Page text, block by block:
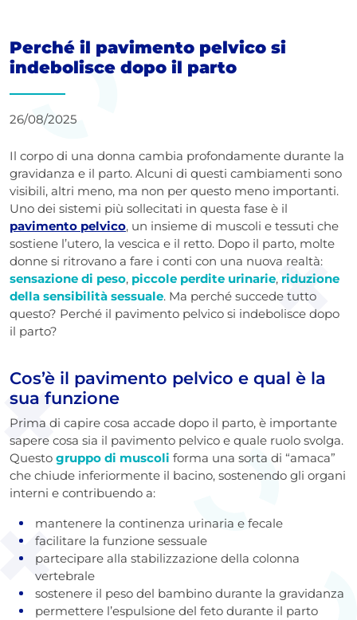
Perché il pavimento pelvico si
indebolisce dopo il parto
26/08/2025
Il corpo di una donna cambia profondamente durante la
gravidanza e il parto. Alcuni di questi cambiamenti sono
visibili, altri meno, ma non per questo meno importanti.
Uno dei sistemi più sollecitati in questa fase è il
pavimento pelvico, un insieme di muscoli e tessuti che
sostiene l’utero, la vescica e il retto. Dopo il parto, molte
donne si ritrovano a fare i conti con una nuova realtà:
sensazione di peso, piccole perdite urinarie, riduzione
della sensibilità sessuale. Ma perché succede tutto
questo? Perché il pavimento pelvico si indebolisce dopo
il parto?
Cos’è il pavimento pelvico e qual è la
sua funzione
Prima di capire cosa accade dopo il parto, è importante
sapere cosa sia il pavimento pelvico e quale ruolo svolga.
Questo gruppo di muscoli forma una sorta di “amaca”
che chiude inferiormente il bacino, sostenendo gli organi
interni e contribuendo a:
mantenere la continenza urinaria e fecale
facilitare la funzione sessuale
partecipare alla stabilizzazione della colonna
vertebrale
sostenere il peso del bambino durante la gravidanza
permettere l’espulsione del feto durante il parto